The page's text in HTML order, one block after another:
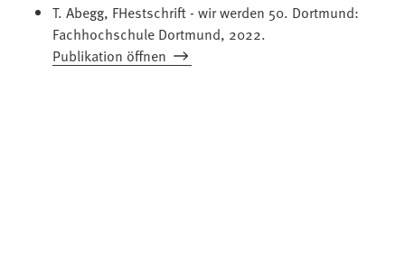
T. Abegg, FHestschrift - wir werden 50. Dortmund:
Fachhochschule Dortmund, 2022.
Publikation öffnen